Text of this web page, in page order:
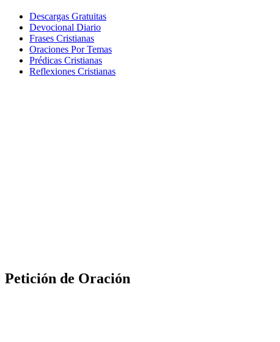
Descargas Gratuitas
Devocional Diario
Frases Cristianas
Oraciones Por Temas
Prédicas Cristianas
Reflexiones Cristianas
Petición de Oración